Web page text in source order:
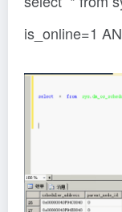
is_online=1